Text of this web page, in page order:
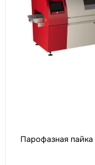
Парофазная пайка